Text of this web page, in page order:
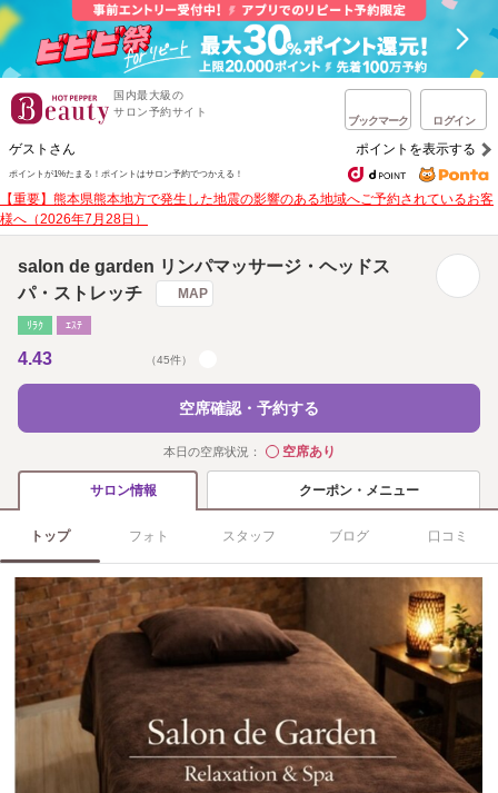
国内最大級の
サロン予約サイト
ブックマーク ログイン
ゲストさん ポイントを表示する
ポイントが1%たまる！ ポイントはサロン予約でつかえる！
【重要】熊本県熊本地方で発生した地震の影響のある地域へご予約されているお客
様へ（2026年7月28日）
salon de garden リンパマッサージ・ヘッドス
パ・ストレッチ
MAP
ﾘﾗｸ ｴｽﾃ
4.43 （45件）
空席確認・予約する
本日の空席状況： ◯空席あり
サロン情報 クーポン・メニュー
トップ フォト スタッフ ブログ 口コミ